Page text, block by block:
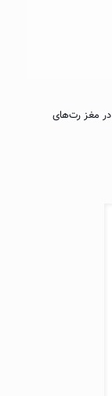
اثر تمرین هوازی و تزریق آدنوزین بر بیان ژن HIF-1α در مغز رت‌های